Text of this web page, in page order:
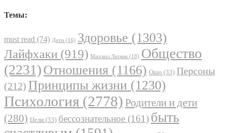
Темы:
must read (74) Дети (16) Здоровье (1303)
Лайфхаки (919) Михаил Литвак (18) Общество
(2231) Отношения (1166) Ошо (33) Персоны
(212) Принципы жизни (1230)
Психология (2778) Родители и дети
(280) Цели (33) бессознательное (161) быть